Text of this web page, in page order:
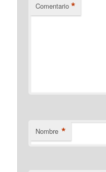
Comentario *
Nombre *